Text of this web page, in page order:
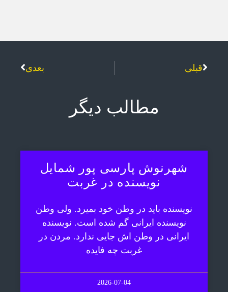
قبلی بعدی
مطالب دیگر
شهرنوش پارسی پور شمایل
نویسنده در غربت
نویسنده باید در وطن خود بمیرد. ولی وطن
نویسنده ایرانی گم شده است. نویسنده
ایرانی در وطن اش جایی ندارد. مردن در
غربت چه فایده
2026-07-04